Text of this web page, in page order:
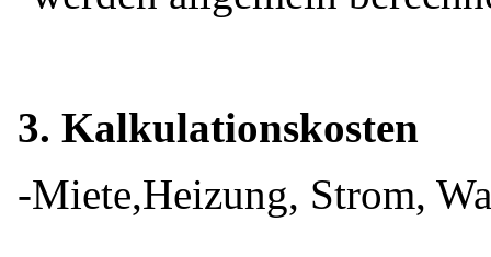
3. Kalkulationskosten
-Miete,Heizung, Strom,